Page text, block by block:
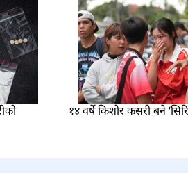
१४ वर्षे किशोर कसरी बने